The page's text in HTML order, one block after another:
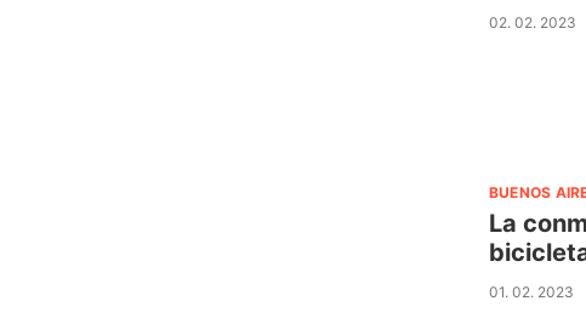
02. 02. 2023
BUENOS
La
01. 02. 2023